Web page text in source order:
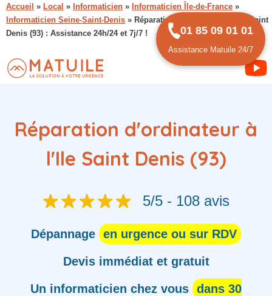
Accueil » Local » Informaticien » Informaticien Île-de-France »
Informaticien Seine-Saint-Denis » Réparation d’ordinateur à l’Ile Saint
Denis (93) : Assistance 24h/24 et 7j/7 !
Réparation d'ordinateur à
l'Ile Saint Denis (93)
5/5 - 108 avis
Dépannage en urgence ou sur RDV
Devis immédiat et gratuit
Un informaticien chez vous dans 30
01 85 09 01 01
Assistance Matuile 24/7